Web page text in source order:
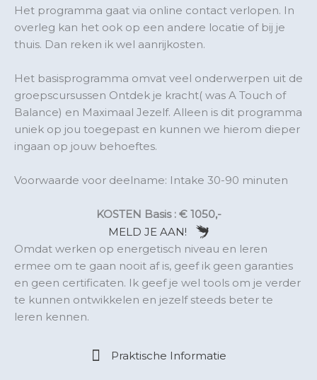
Het programma gaat via online contact verlopen. In
overleg kan het ook op een andere locatie of bij je
thuis. Dan reken ik wel aanrijkosten.
Het basisprogramma omvat veel onderwerpen uit de
groepscursussen Ontdek je kracht( was A Touch of
Balance) en Maximaal Jezelf. Alleen is dit programma
uniek op jou toegepast en kunnen we hierom dieper
ingaan op jouw behoeftes.
Voorwaarde voor deelname: Intake 30-90 minuten
KOSTEN Basis : € 1050,-
MELD JE AAN!
Omdat werken op energetisch niveau en leren
ermee om te gaan nooit af is, geef ik geen garanties
en geen certificaten. Ik geef je wel tools om je verder
te kunnen ontwikkelen en jezelf steeds beter te
leren kennen.
Praktische Informatie